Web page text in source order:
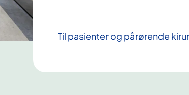
Til pasienter og pårørende